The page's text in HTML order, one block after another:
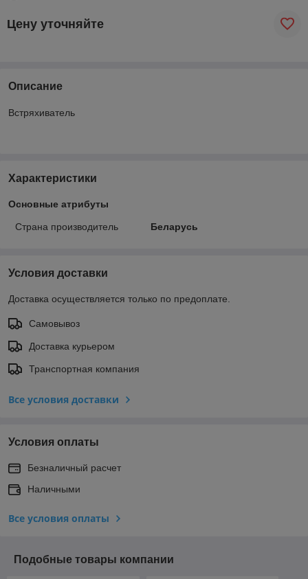
Цену уточняйте
Описание
Встряхиватель
Характеристики
Основные атрибуты
Страна производитель Беларусь
Условия доставки
Доставка осуществляется только по предоплате.
Самовывоз
Доставка курьером
Транспортная компания
Все условия доставки
Условия оплаты
Безналичный расчет
Наличными
Все условия оплаты
Подобные товары компании